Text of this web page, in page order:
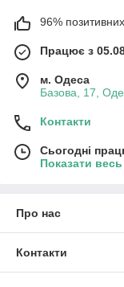
96% позитивних
Працює з
м. Одеса
Базова, 17,
Контакти
Сьогодні
Показати
Про нас
Контакти